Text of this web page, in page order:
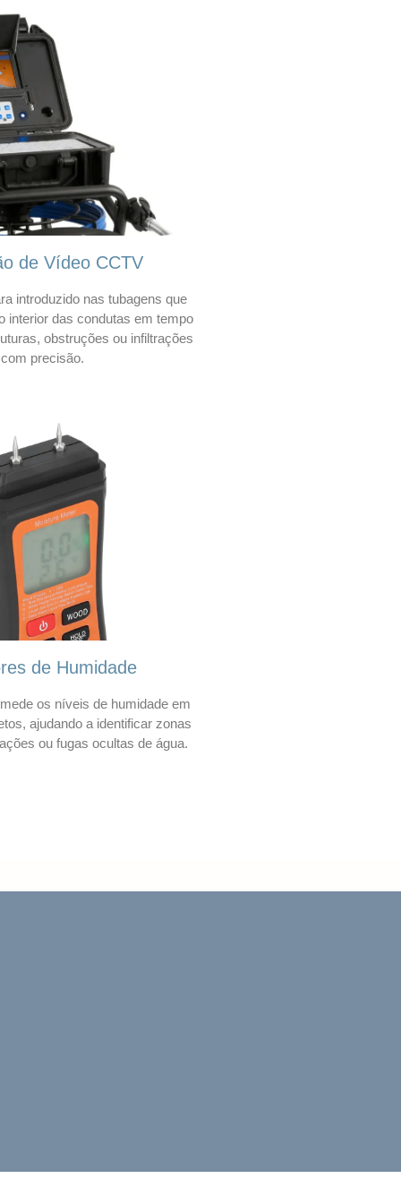
de Vídeo CCTV
introduzido nas tubagens que
interior das condutas em tempo
obstruções ou infiltrações
com precisão.
de Humidade
os níveis de humidade em
ajudando a identificar zonas
ou fugas ocultas de água.